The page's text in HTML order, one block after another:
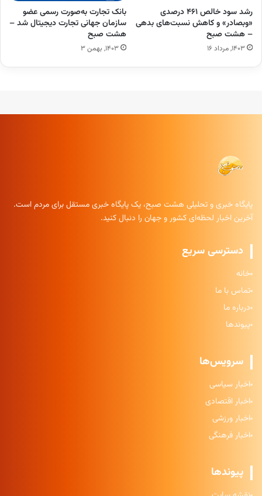
رشد سود خالص ۴۶۱ درصدی
«وبصادر» و کاهش نسبت‌های بدهی
– هشت صبح
۱۴۰۳, مرداد ۱۶
بانک تجارت به‌صورت رسمی عضو
سازمان جهانی تجارت دیجیتال شد –
هشت صبح
۱۴۰۳, بهمن ۳
پایگاه خبری و تحلیلی هشت صبح، یک پایگاه خبری مستقل برای مردم است.
آخرین اخبار لحظه‌ای کشور و جهان را دنبال کنید.
دسترسی سریع
خانه
تماس با ما
درباره ما
پیوندها
سرویس‌ها
اخبار سیاسی
اخبار اقتصادی
اخبار ورزشی
اخبار فرهنگی
پیوندها